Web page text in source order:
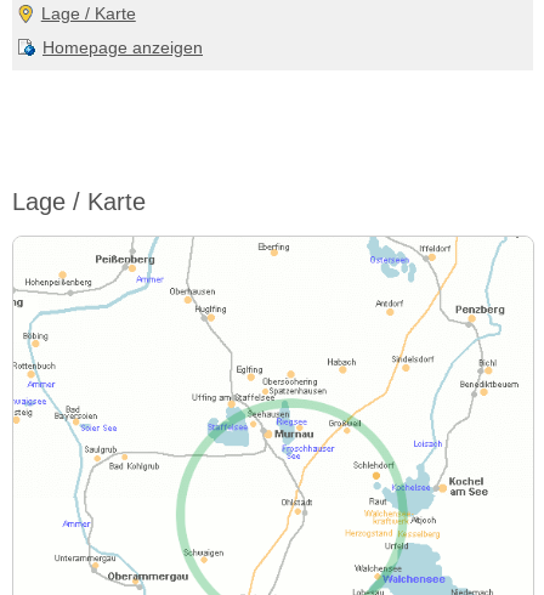
Lage / Karte
Homepage anzeigen
Lage / Karte